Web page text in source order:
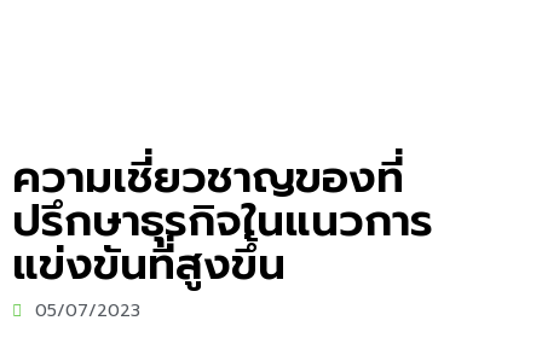
ความเชี่ยวชาญของที่
ปรึกษาธุรกิจในแนวการ
แข่งขันที่สูงขึ้น
05/07/2023